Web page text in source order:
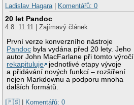
Ladislav Hagara | Komentářů: 0
20 let Pandoc
4.8. 11:11 | Zajímavý článek
První verze konverzního nástroje
Pandoc byla vydána před 20 lety. Jeho
autor John MacFarlane při tomto výročí
rekapituluje
jednotlivé etapy vývoje
a přidávání nových funkcí – rozšíření
nejen Markdownu a podporu mnoha
dalších formátů.
|🇵🇸 | Komentářů: 0